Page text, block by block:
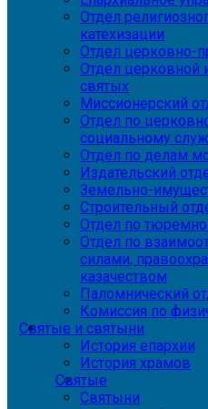
Отдел
катехизации
Отдел церковно-
Отдел церковной
святых
Миссионерский
Отдел по
социальному
Отдел по делам
Издательский
Земельно-
Строительный
Отдел по
Отдел по
силами,
казачеством
Паломнический
Комиссия по
Святые и святыни
История епархии
История храмов
Святые
Святыни